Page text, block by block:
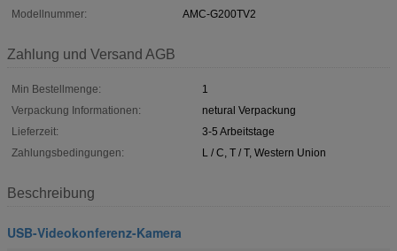
Modellnummer:
AMC-G200TV2
Zahlung und Versand AGB
Min Bestellmenge:
1
Verpackung Informationen:
netural Verpackung
Lieferzeit:
3-5 Arbeitstage
Zahlungsbedingungen:
L / C, T / T, Western Union
Beschreibung
USB-Videokonferenz-Kamera